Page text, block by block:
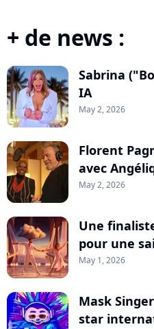
+ de news :
Sabrina
IA
May 2, 2026
Florent
avec
May 2, 2026
Une
pour une
May 1, 2026
Mask
star